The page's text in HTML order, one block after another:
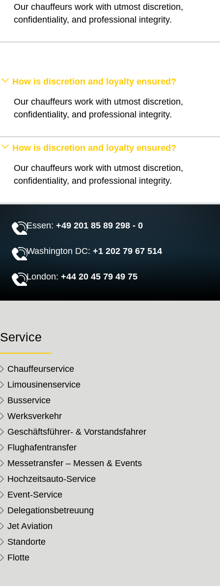
Our chauffeurs work with utmost discretion,
confidentiality, and professional integrity.
How is discretion and loyalty ensured?
Our chauffeurs work with utmost discretion,
confidentiality, and professional integrity.
How is discretion and loyalty ensured?
Our chauffeurs work with utmost discretion,
confidentiality, and professional integrity.
Essen:+49 201 85 89 298 - 0
Washington DC:+1 202 79 67 514
London:+44 20 45 79 49 75
Service
Chauffeurservice
Limousinenservice
Busservice
Werksverkehr
Geschäftsführer- & Vorstandsfahrer
Flughafentransfer
Messetransfer – Messen & Events
Hochzeitsauto-Service
Event-Service
Delegationsbetreuung
Jet Aviation
Standorte
Flotte